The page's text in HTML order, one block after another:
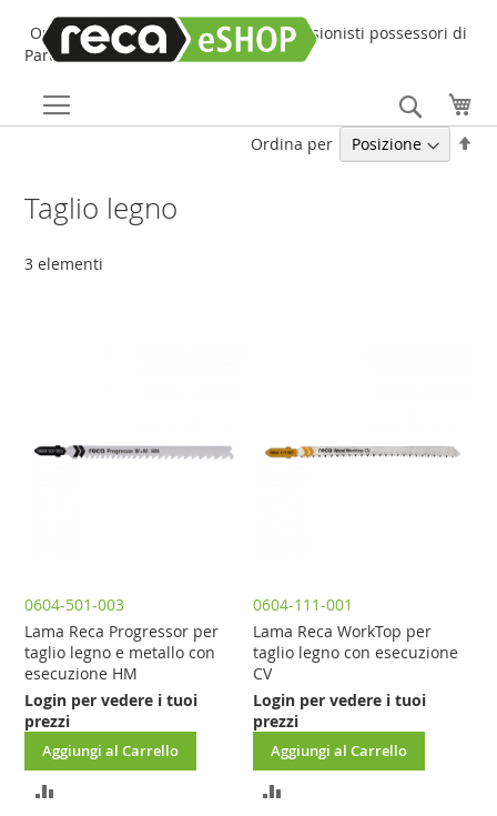
Online Shop online dedicato ai professionisti possessori di
Partita IVA!
Search
Taglio legno
3 elementi
Ordina per
0604-501-003
Lama Reca Progressor per
taglio legno e metallo con
esecuzione HM
Login per vedere i tuoi
prezzi
Aggiungi al Carrello
AGGIUNGI
0604-111-001
Lama Reca WorkTop per
taglio legno con esecuzione
CV
Login per vedere i tuoi
prezzi
Aggiungi al Carrello